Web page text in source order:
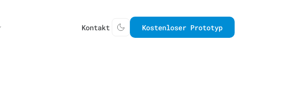
Kontakt Kostenloser Prototyp